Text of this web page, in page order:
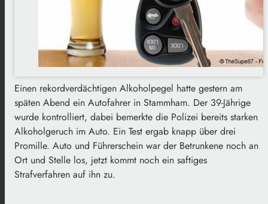
Einen rekordverdächtigen Alkoholpegel hatte gestern am
späten Abend ein Autofahrer in Stammham. Der 39-Jährige
wurde kontrolliert, dabei bemerkte die Polizei bereits starken
Alkoholgeruch im Auto. Ein Test ergab knapp über drei
Promille. Auto und Führerschein war der Betrunkene noch an
Ort und Stelle los, jetzt kommt noch ein saftiges
Strafverfahren auf ihn zu.